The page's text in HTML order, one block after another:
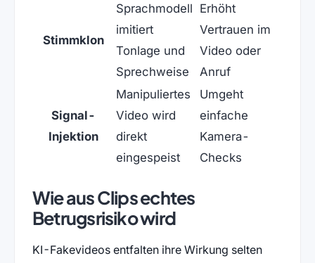
Stimmklon
Sprachmodell
imitiert
Tonlage und
Sprechweise
Erhöht
Vertrauen im
Video oder
Anruf
Signal-
Injektion
Manipuliertes
Video wird
direkt
eingespeist
Umgeht
einfache
Kamera-
Checks
Wie aus Clips echtes
Betrugsrisiko wird
KI-Fakevideos entfalten ihre Wirkung selten